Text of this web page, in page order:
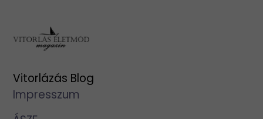
Vitorlázás Blog
Impresszum